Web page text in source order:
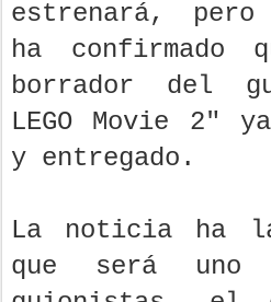
estrenará,
ha confirmado
borrador del
LEGO Movie 2″
y entregado.
La noticia ha
que será